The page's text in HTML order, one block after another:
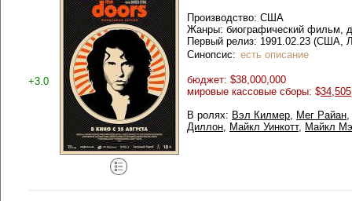
+3.0
Производство: США
Жанры: биографический фильм,
Первый релиз: 1991.02.23 (США,
Синопсис: есть описание
бюджет: $38,000,000
мировые кассовые сборы: $
В ролях: Вэл Килмер, Мег Райан,
Диллон, Майкл Уинкотт, Майкл